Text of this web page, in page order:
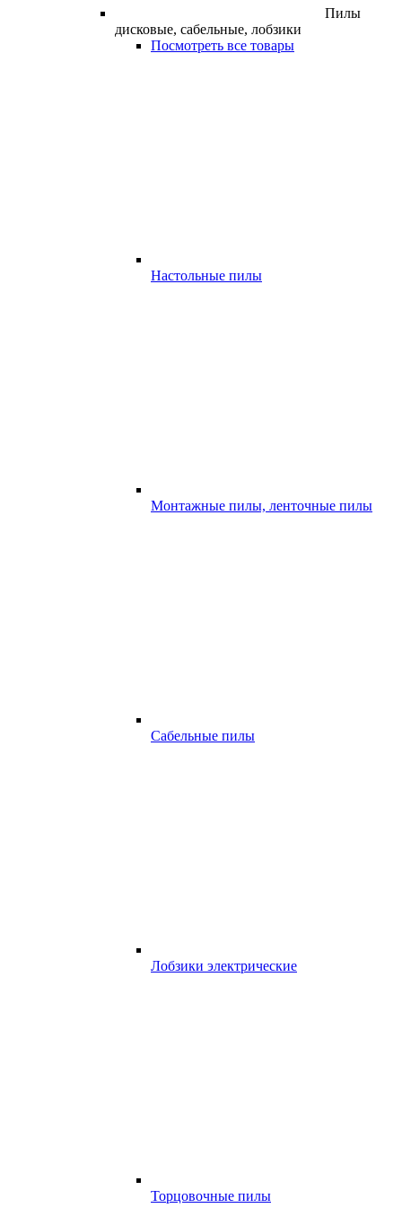
Пилы
дисковые, сабельные, лобзики
Посмотреть все товары
Настольные пилы
Монтажные пилы, ленточные пилы
Сабельные пилы
Лобзики электрические
Торцовочные пилы